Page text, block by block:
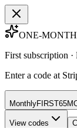
ONE-
First subscription
Enter a code at
Monthly
View codes